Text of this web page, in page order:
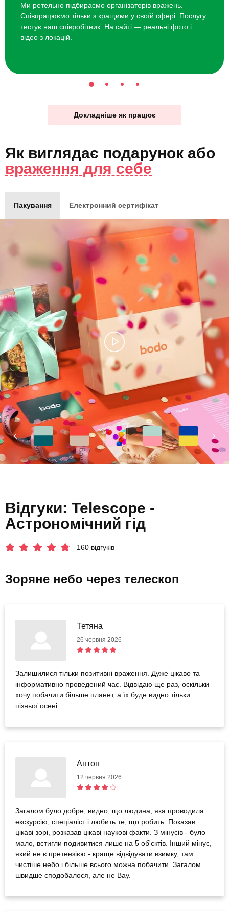
Ми ретельно підбираємо організаторів вражень.
Співпрацюємо тільки з кращими у своїй сфері. Послугу
тестує наш співробітник. На сайті — реальні фото і
відео з локацій.
Докладніше як працює
Як виглядає подарунок або
враження для себе
Пакування Електронний сертифікат
Відгуки: Telescope -
Астрономічний гід
160 відгуків
Зоряне небо через телескоп
Тетяна
26 червня 2026
Залишилися тільки позитивні враження. Дуже цікаво та
інформативно проведений час. Відвідаю ще раз, оскільки
хочу побачити більше планет, а їх буде видно тільки
пізньої осені.
Антон
12 червня 2026
Загалом було добре, видно, що людина, яка проводила
екскурсію, спеціаліст і любить те, що робить. Показав
цікаві зорі, розказав цікаві наукові факти. З мінусів - було
мало, встигли подивитися лише на 5 об'єктів. Інший мінус,
який не є претензією - краще відвідувати взимку, там
чистіше небо і більше всього можна побачити. Загалом
швидше сподобалося, але не Вау.